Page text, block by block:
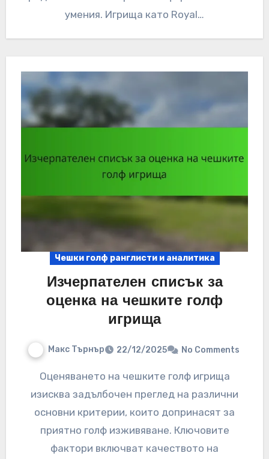
умения. Игрища като Royal…
Чешки голф ранглисти и аналитика
Изчерпателен списък за
оценка на чешките голф
игрища
Макс Търнър 22/12/2025 No Comments
Оценяването на чешките голф игрища
изисква задълбочен преглед на различни
основни критерии, които допринасят за
приятно голф изживяване. Ключовите
фактори включват качеството на